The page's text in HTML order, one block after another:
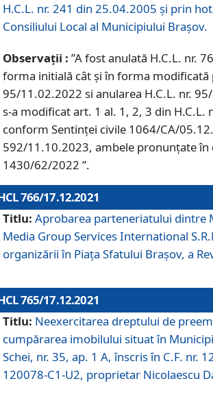
H.C.L. nr. 241 din 25.04.2005 și prin
Consiliului Local al Municipiului Braşov.
Observații : ”A fost anulată H.C.L. nr.
forma initială cât și în forma modificată
95/11.02.2022 si anularea H.C.L. nr.
s-a modificat art. 1 al. 1, 2, 3 din H.C.L.
conform Sentinței civile 1064/CA/
592/11.10.2023, ambele pronunțate în
1430/62/2022 ”.
766/17.12.2021
Titlu: Aprobarea parteneriatului dintre
Media Group Services International
organizării în Piața Sfatului Brașov, a
765/17.12.2021
Titlu: Neexercitarea dreptului de
cumpărarea imobilului situat în
Schei, nr. 35, ap. 1 A, înscris în C.F. nr.
120078-C1-U2, proprietar Nicolaescu